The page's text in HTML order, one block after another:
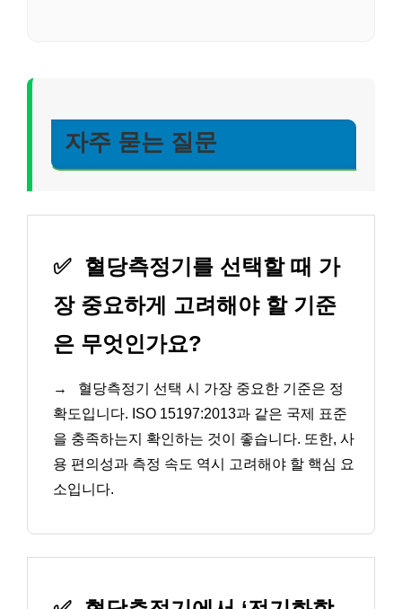
자주 묻는 질문
✅ 혈당측정기를 선택할 때 가
장 중요하게 고려해야 할 기준
은 무엇인가요?
→
혈당측정기 선택 시 가장 중요한 기준은 정
확도입니다. ISO 15197:2013과 같은 국제 표준
을 충족하는지 확인하는 것이 좋습니다. 또한, 사
용 편의성과 측정 속도 역시 고려해야 할 핵심 요
소입니다.